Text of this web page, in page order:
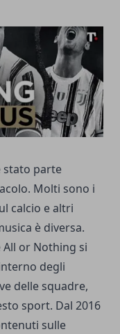
stato parte
Molti sono i
calcio e altri
è diversa.
or Nothing si
degli
delle squadre,
sport. Dal 2016
sulle